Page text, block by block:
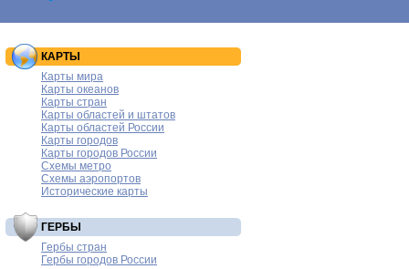
КАРТЫ
Карты мира
Карты океанов
Карты стран
Карты областей и штатов
Карты областей России
Карты городов
Карты городов России
Схемы метро
Схемы аэропортов
Исторические карты
ГЕРБЫ
Гербы стран
Гербы городов России